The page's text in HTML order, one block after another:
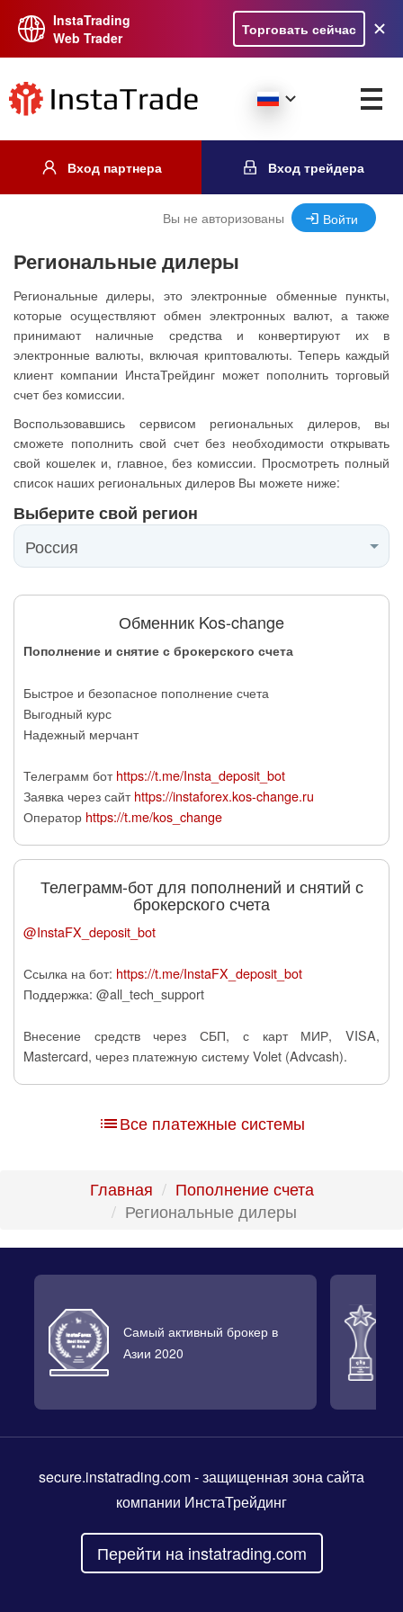
InstaTrading
Web Trader
Торговать сейчас
Вход партнера Вход трейдера
Вы не авторизованы Войти
Региональные дилеры
Региональные дилеры, это электронные обменные пункты,
которые осуществляют обмен электронных валют, а также
принимают наличные средства и конвертируют их в
электронные валюты, включая криптовалюты. Теперь каждый
клиент компании ИнстаТрейдинг может пополнить торговый
счет без комиссии.
Воспользовавшись сервисом региональных дилеров, вы
сможете пополнить свой счет без необходимости открывать
свой кошелек и, главное, без комиссии. Просмотреть полный
список наших региональных дилеров Вы можете ниже:
Выберите свой регион
Обменник Kos-change
Пополнение и снятие с брокерского счета
Быстрое и безопасное пополнение счета
Выгодный курс
Надежный мерчант
Телеграмм ботhttps://t.me/Insta_deposit_bot
Заявка через сайтhttps://instaforex.kos-change.ru
Оператор https://t.me/kos_change
Телеграмм-бот для пополнений и снятий с
брокерского счета
@InstaFX_deposit_bot
Ссылка на бот: https://t.me/InstaFX_deposit_bot
Поддержка: @all_tech_support
Внесение средств через СБП, с карт МИР, VISA,
Mastercard, через платежную систему Volet (Advcash).
Все платежные системы
Главная
Пополнение счета
Региональные дилеры
Самый активный брокер в
Азии 2020
secure.instatrading.com- защищенная зона сайта
компании ИнстаТрейдинг
Перейти на instatrading.com